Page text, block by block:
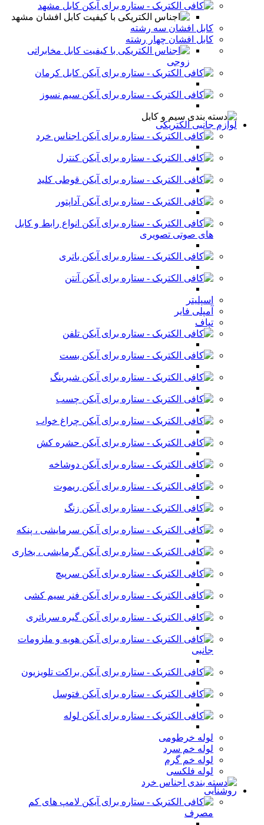
کابل مشهد
کابل افشان مشهد
کابل افشان سه رشته
کابل افشان چهار رشته
کابل مخابراتی
زوجی
کابل کرمان
سیم نسوز
لوازم جانبی الکتریکی
اجناس خرد
کنترل
قوطی کلید
آداپتور
انواع رابط و کابل
های صوتی تصویری
باتری
آنتن
اسپلیتر
آمپلی فایر
تپاف
تلفن
بست
شیرینگ
چسب
چراغ خواب
حشره کش
دوشاخه
ریموت
زنگ
سرمایشی ، پنکه
گرمایشی ، بخاری
سرپیچ
فنر سیم کشی
گیره سرباتری
هویه و ملزومات
جانبی
براکت تلویزیون
فتوسل
لوله
لوله خرطومی
لوله خم سرد
لوله خم گرم
لوله فلکسی
روشنایی
لامپ های کم
مصرف